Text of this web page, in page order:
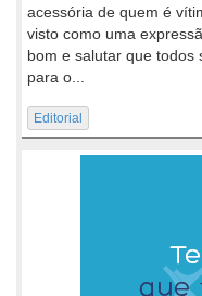
acessória de quem é
visto como uma
bom e salutar que todos
para o...
Editorial